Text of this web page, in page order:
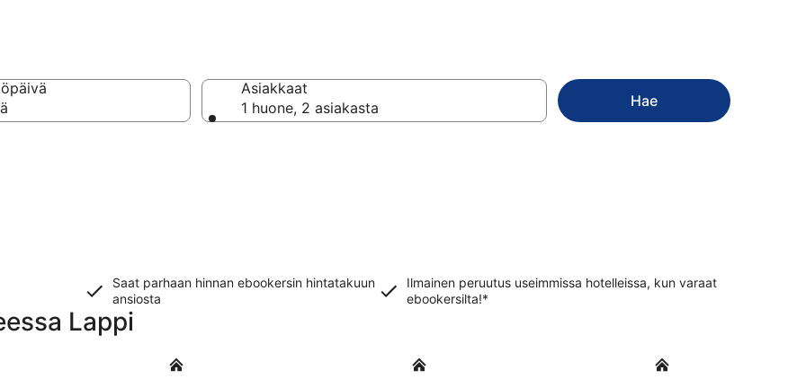
Asiakkaat
1 huone, 2 asiakasta
Hae
Saat parhaan hinnan ebookersin hintatakuun
ansiosta
Ilmainen peruutus useimmissa hotelleissa, kun varaat
ebookersilta!*
Lappi
Rovaniemi Kittilä Tornio